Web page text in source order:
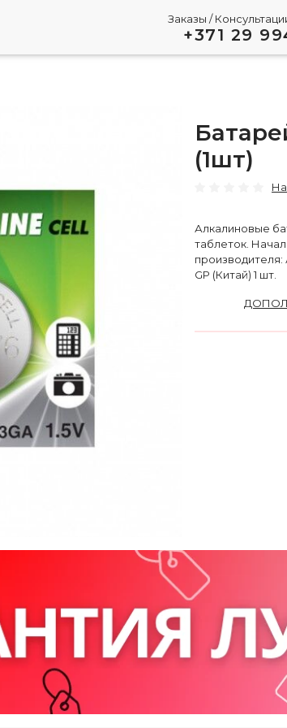
Заказы /
+371 29
(1шт)
Алкалиновые
таблеток.
производителя:
GP (Китай) 1 шт.